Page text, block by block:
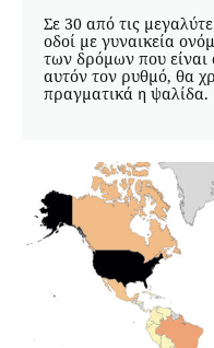
Σε 30 από τις
οδοί με γυναικεία
των δρόμων που
αυτόν τον ρυθμό, θα
πραγματικά η ψαλίδα.